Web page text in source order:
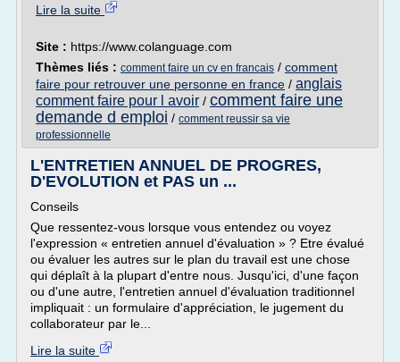
Lire la suite
Site : https://www.colanguage.com
Thèmes liés : comment faire un cv en francais / comment
faire pour retrouver une personne en france / anglais
comment faire pour l avoir / comment faire une
demande d emploi / comment reussir sa vie
professionnelle
L'ENTRETIEN ANNUEL DE PROGRES,
D'EVOLUTION et PAS un ...
Conseils
Que ressentez-vous lorsque vous entendez ou voyez
l'expression « entretien annuel d'évaluation » ? Etre évalué
ou évaluer les autres sur le plan du travail est une chose
qui déplaît à la plupart d'entre nous. Jusqu'ici, d'une façon
ou d'une autre, l'entretien annuel d'évaluation traditionnel
impliquait : un formulaire d'appréciation, le jugement du
collaborateur par le...
Lire la suite